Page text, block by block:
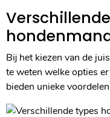
Bij het kiezen van de
te weten welke opties
bieden unieke